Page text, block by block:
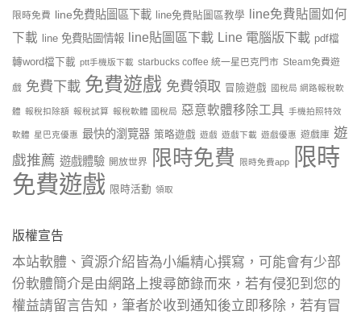
限時免費 line免費貼圖區下載 line免費貼圖區教學
line免費貼圖如何
下載
line 免費貼圖情報 line貼圖區下載 Line 電腦版下載 pdf檔
轉word檔下載 ptt手機版下載 starbucks coffee 統一星巴克門市 Steam免費遊
戲 免費下載 免費遊戲 免費領取 冒險遊戲 國稅局 網路報稅軟
體 報稅扣除額 報稅試算 報稅軟體 國稅局 惡意軟體移除工具 手機拍照特效
軟體 星巴克優惠 最快的瀏覽器 策略遊戲 遊戲 遊戲下載 遊戲優惠 遊戲庫 遊
戲推薦 遊戲體驗 開放世界 限時免費 限時免費app
限時
免費遊戲 限時活動 領取
版權宣告
本站軟體、資源介紹皆為小編精心撰寫，可能會有少部
份軟體簡介是由網路上搜尋節錄而來，若有侵犯到您的
權益請留言告知，筆者於收到通知後立即移除，若有冒